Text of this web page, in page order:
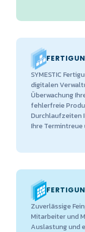
SYMESTIC
digitalen
Überwachung
fehlerfreie
Durchlaufzeiten
Ihre
Zuverlässige
Mitarbeiter und
Auslastung und